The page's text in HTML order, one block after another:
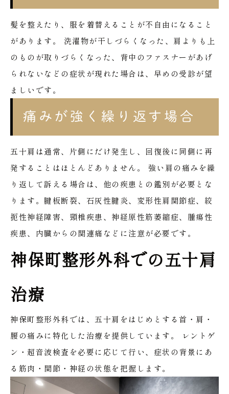
髪を整えたり、服を着替えることが不自由になること
があります。
洗濯物が干しづらくなった、肩よりも上
のものが取りづらくなった、背中のファスナーがあげ
られないなどの症状が現れた場合は、早めの受診が望
ましいです。
痛みが強く繰り返す場合
五十肩は通常、片側にだけ発生し、回復後に同側に再
発することはほとんどありません。
強い肩の痛みを繰
り返して訴える場合は、他の疾患との鑑別が必要とな
ります。腱板断裂、石灰性腱炎、変形性肩関節症、絞
扼性神経障害、頸椎疾患、神経原性筋萎縮症、腫瘍性
疾患、内臓からの関連痛などに注意が必要です。
神保町整形外科での五十肩
治療
神保町整形外科では、五十肩をはじめとする首・肩・
腰の痛みに特化した治療を提供しています。
レントゲ
ン・超音波検査を必要に応じて行い、症状の背景にあ
る筋肉・関節・神経の状態を把握します。